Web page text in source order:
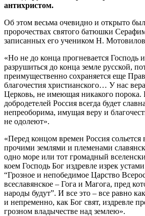
антихристом.
Об этом весьма очевидно и открыто
пророчествах святого батюшки
записанных его учеником Н.
«Но не до конца прогневается Господь
разрушиться до конца земле русской,
преимущественно сохраняется еще
благочестия христианского… У нас
Церковь, не имеющая никакого порока.
добродетелей Россия всегда будет
непреоборима, имущая веру и
не одолеют».
«Перед концом времен Россия сольется
прочими землями и племенами
одно море или тот громадный
коем Господь Бог издревле изрек
“Грозное и непобедимое Царство
всеславянское – Гога и Магога, пред
народы будут”. И все это – все равно
и непременно, как Бог свят, издревле
грозном владычестве над землею».